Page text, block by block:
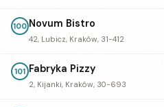
100 Novum Bistro
42, Lubicz, Kraków, 31-412
101 Fabryka Pizzy
2, Kijanki, Kraków, 30-693